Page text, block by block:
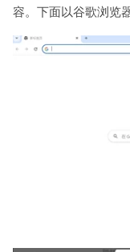
容。下面以谷歌浏览